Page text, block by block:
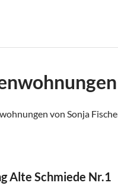
von Sonja
Alte Schmiede Nr.1